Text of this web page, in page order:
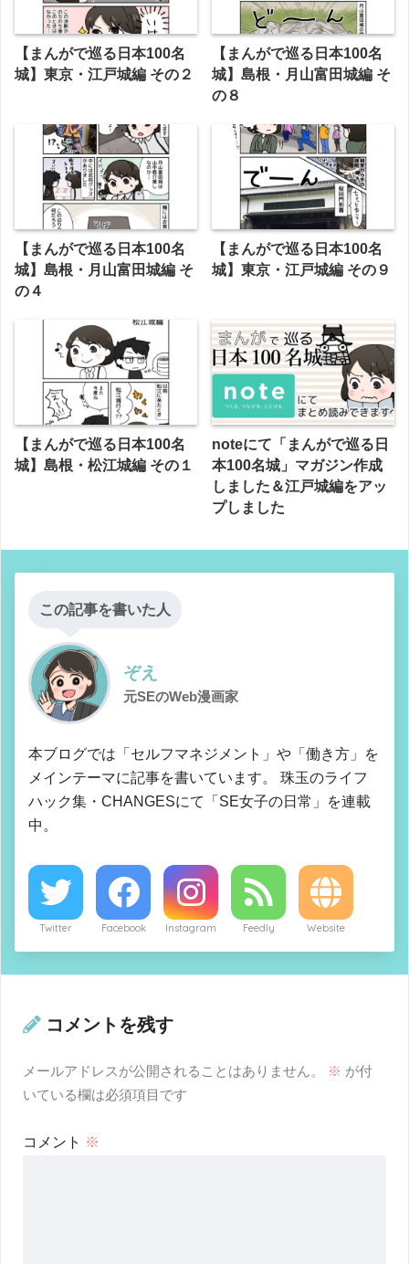
【まんがで巡る日本100名
城】東京・江戸城編 その２
【まんがで巡る日本100名
城】島根・月山富田城編 そ
の８
【まんがで巡る日本100名
城】島根・月山富田城編 そ
の４
【まんがで巡る日本100名
城】東京・江戸城編 その９
【まんがで巡る日本100名
城】島根・松江城編 その１
noteにて「まんがで巡る日
本100名城」マガジン作成
しました＆江戸城編をアッ
プしました
この記事を書いた人
ぞえ
元SEのWeb漫画家
本ブログでは「セルフマネジメント」や「働き方」を
メインテーマに記事を書いています。 珠玉のライフ
ハック集・CHANGESにて「SE女子の日常」を連載
中。
Twitter Facebook Instagram Feedly Website
コメントを残す
メールアドレスが公開されることはありません。 ※ が付
いている欄は必須項目です
コメント ※